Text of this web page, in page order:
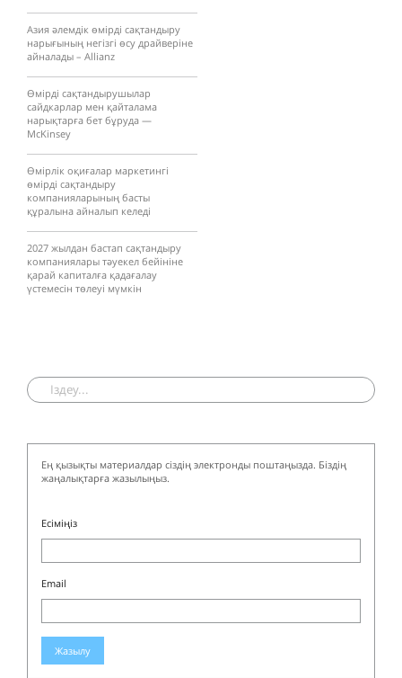
Азия әлемдік өмірді сақтандыру
нарығының негізгі өсу драйверіне
айналады – Allianz
Өмірді сақтандырушылар
сайдкарлар мен қайталама
нарықтарға бет бұруда —
McKinsey
Өмірлік оқиғалар маркетингі
өмірді сақтандыру
компанияларының басты
құралына айналып келеді
2027 жылдан бастап сақтандыру
компаниялары тәуекел бейініне
қарай капиталға қадағалау
үстемесін төлеуі мүмкін
Ең қызықты материалдар сіздің электронды поштаңызда. Біздің
жаңалықтарға жазылыңыз.
Есіміңіз
Email
Жазылу